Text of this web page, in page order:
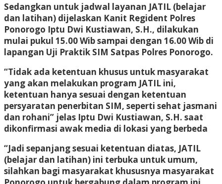
Sedangkan untuk jadwal layanan JATIL (belajar
dan latihan) dijelaskan Kanit Regident Polres
Ponorogo Iptu Dwi Kustiawan, S.H., dilakukan
mulai pukul 15.00 Wib sampai dengan 16.00 Wib di
lapangan Uji Praktik SIM Satpas Polres Ponorogo.
“Tidak ada ketentuan khusus untuk masyarakat
yang akan melakukan program JATIL ini,
ketentuan hanya sesuai dengan ketentuan
persyaratan penerbitan SIM, seperti sehat jasmani
dan rohani” jelas Iptu Dwi Kustiawan, S.H. saat
dikonfirmasi awak media di lokasi yang berbeda
“Jadi sepanjang sesuai ketentuan diatas, JATIL
(belajar dan latihan) ini terbuka untuk umum,
silahkan bagi masyarakat khususnya masyarakat